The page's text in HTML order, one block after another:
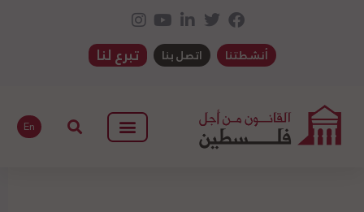
أنشطتنا اتصل بنا تبرع لنا
En